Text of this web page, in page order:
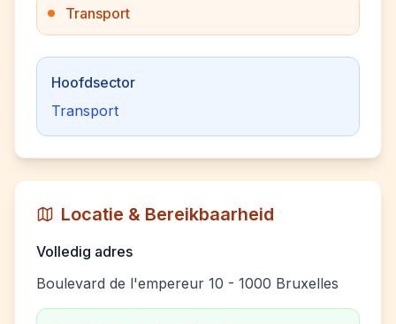
Transport
Hoofdsector
Transport
Locatie & Bereikbaarheid
Volledig adres
Boulevard de l'empereur 10 - 1000 Bruxelles